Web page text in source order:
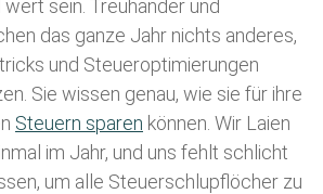
sein. Treuhänder und
das ganze Jahr nichts anderes,
und Steueroptimierungen
Sie wissen genau, wie sie für ihre
Steuern sparen können. Wir Laien
im Jahr, und uns fehlt schlicht
um alle Steuerschlupflöcher zu